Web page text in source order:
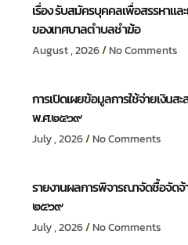
เรื่อง รับสมัครบุคคลเพื่อสรรหาแล
ของเทศบาลตำบลชำฆ้อ
August , 2026 No Comments
การเปิดเผยข้อมูลการใช้จ่ายเงินส
พ.ศ.๒๕๖๙
July , 2026 No Comments
รายงานผลการพิจารณาจัดซื้อจัดจ้
๒๕๖๙
July , 2026 No Comments